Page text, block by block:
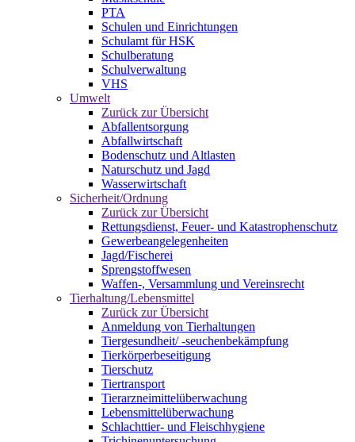
PTA
Schulen und Einrichtungen
Schulamt für HSK
Schulberatung
Schulverwaltung
VHS
Umwelt
Zurück zur Übersicht
Abfallentsorgung
Abfallwirtschaft
Bodenschutz und Altlasten
Naturschutz und Jagd
Wasserwirtschaft
Sicherheit/Ordnung
Zurück zur Übersicht
Rettungsdienst, Feuer- und Katastrophenschutz
Gewerbeangelegenheiten
Jagd/Fischerei
Sprengstoffwesen
Waffen-, Versammlung und Vereinsrecht
Tierhaltung/Lebensmittel
Zurück zur Übersicht
Anmeldung von Tierhaltungen
Tiergesundheit/ -seuchenbekämpfung
Tierkörperbeseitigung
Tierschutz
Tiertransport
Tierarzneimittelüberwachung
Lebensmittelüberwachung
Schlachttier- und Fleischhygiene